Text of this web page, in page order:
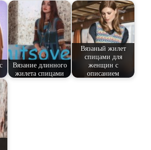
Вязание длинного
жилета спицами
Вязаный жилет
спицами для
женщин с
описанием